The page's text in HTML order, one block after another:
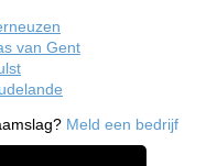
van Gent
Meld een bedrijf